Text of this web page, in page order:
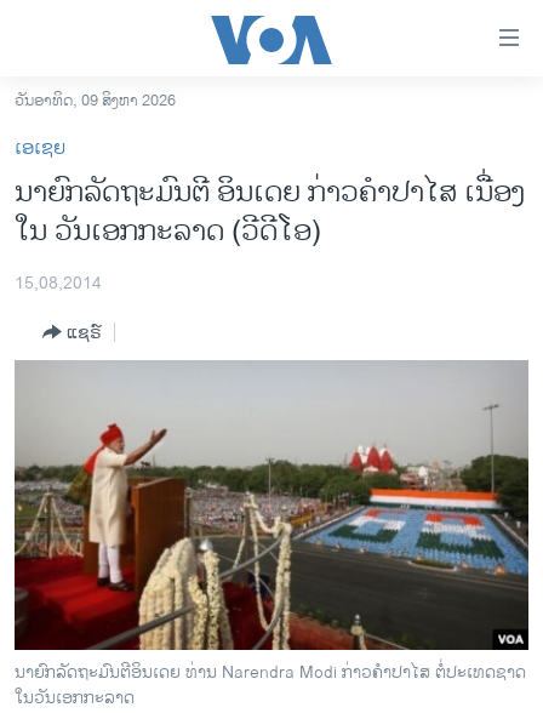
ເຂົ້າ
ຫາ
ຂ້າມ
ຂ້າມ
ຫາ
ອາເມຣິກາ
ຂ່າວ​ຈີນ
ໂລກ
ອິດສະຫຼະພາບດ້ານການຂ່າວ
ຊີວິດຊາວລາວ
ຊຸມຊົນຊາວລາວ
ວິທະຍາສາດ-ເທັກໂນໂລຈີ
ທຸລະກິດ
ພາສາອັງກິດ
ວີດີໂອ
ວັນອາທິດ, 09 ສິງຫາ 2026
ເອເຊຍ
ນາຍົກລັດຖະມົນຕີ ອິນເດຍ ກ່າວຄຳປາໄສ ເນື່ອງ
ໃນ ວັນເອກກະລາດ (ວີດີໂອ)
15,08,2014
ແຊຣ໌
ນາຍົກລັດຖະມົນຕີອິນເດຍ ທ່ານ Narendra Modi ກ່າວຄຳປາໄສ ຕໍ່ປະເທດຊາດ
ໃນວັນເອກກະລາດ